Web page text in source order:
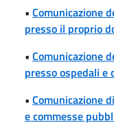
• Comunicazione
presso il proprio
• Comunicazione
presso ospedali e
• Comunicazione
e commesse